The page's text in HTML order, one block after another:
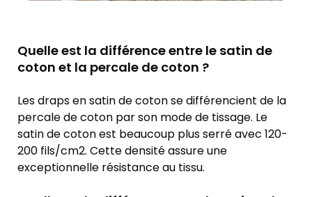
Quelle est la différence entre le satin de
coton et la percale de coton ?
Les draps en satin de coton se différencient de la
percale de coton par son mode de tissage. Le
satin de coton est beaucoup plus serré avec 120-
200 fils/cm2. Cette densité assure une
exceptionnelle résistance au tissu.